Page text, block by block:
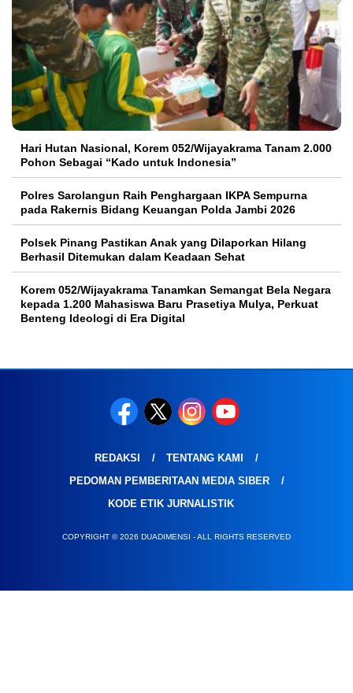
Hari Hutan Nasional, Korem 052/Wijayakrama Tanam 2.000
Pohon Sebagai “Kado untuk Indonesia”
Polres Sarolangun Raih Penghargaan IKPA Sempurna
pada Rakernis Bidang Keuangan Polda Jambi 2026
Polsek Pinang Pastikan Anak yang Dilaporkan Hilang
Berhasil Ditemukan dalam Keadaan Sehat
Korem 052/Wijayakrama Tanamkan Semangat Bela Negara
kepada 1.200 Mahasiswa Baru Prasetiya Mulya, Perkuat
Benteng Ideologi di Era Digital
REDAKSI
TENTANG KAMI
PEDOMAN PEMBERITAAN MEDIA SIBER
KODE ETIK JURNALISTIK
COPYRIGHT © 2026 DUADIMENSI - ALL RIGHTS RESERVED